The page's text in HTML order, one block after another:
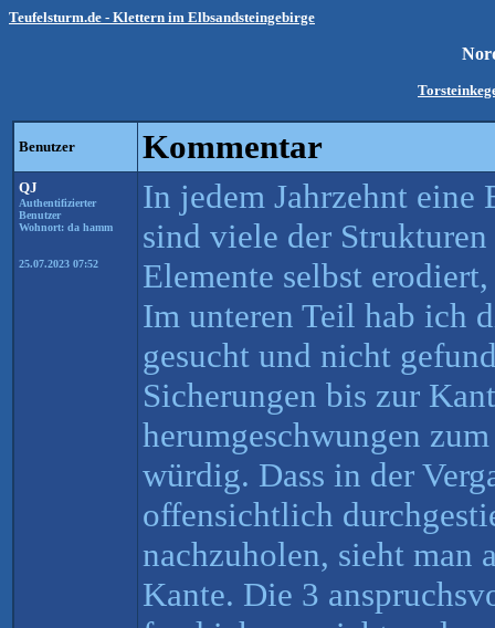
Teufelsturm.de - Klettern im Elbsandsteingebirge
Benutzer Kommentar
QJ
Authentifizierter
Benutzer
Wohnort: da hamm
25.07.2023 07:52
In jedem Jahrzehnt eine
sind viele der
Elemente selbst
Im unteren Teil hab ich
gesucht und nicht
Sicherungen bis zur
herumgeschwungen
würdig. Dass in der
offensichtlich
nachzuholen, sieht man
Kante. Die 3